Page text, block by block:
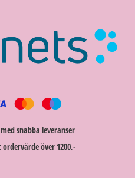
snabba leveranser
över 1200,-